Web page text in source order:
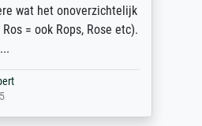
wat het onoverzichtelijk
= ook Rops, Rose etc).